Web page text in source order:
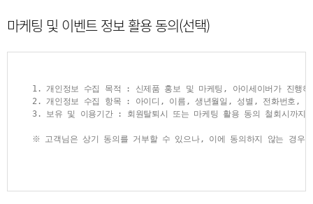
제6조 (이용신청의 승낙)
① 당 사이트는 제5조에서 정한 사항을 정확히 기재하여 이용신청을
1. 본인의 실명으로 신청하지 않았을 때
2. 다른 사람의 명의를 사용하여 신청하였을 때
3. 신청서의 내용을 허위로 기재하였을 때
5. 기타 당 사이트가 정한 이용신청 요건이 미비 되었을 때
전자상거래 등에서의 소비자 보호에 관한 법률, 전자금융거래법, 통신
- 전자상거래 등에서 소비자 보호에 관한 법률
소비자의 불만 또는 분쟁처리에 관한 기록: 3년 보관
- 전자금융거래법
전자금융에 관한 기록: 5년 보관
로그인 기록: 3개월
마케팅 및 이벤트 정보 활용 동의(선택)
1. 개인정보 수집 목적 : 신제품 홍보 및 마케팅, 아이세이버가 진행하
2. 개인정보 수집 항목 : 아이디, 이름, 생년월일, 성별, 전화번호, 휴
3. 보유 및 이용기간 : 회원탈퇴시 또는 마케팅 활용 동의 철회시까지
※ 고객님은 상기 동의를 거부할 수 있으나, 이에 동의하지 않는 경